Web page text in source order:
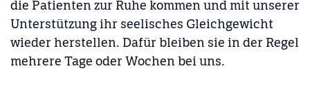
die Patienten zur Ruhe kommen und mit unserer
Unterstützung ihr seelisches Gleichgewicht
wieder herstellen. Dafür bleiben sie in der Regel
mehrere Tage oder Wochen bei uns.